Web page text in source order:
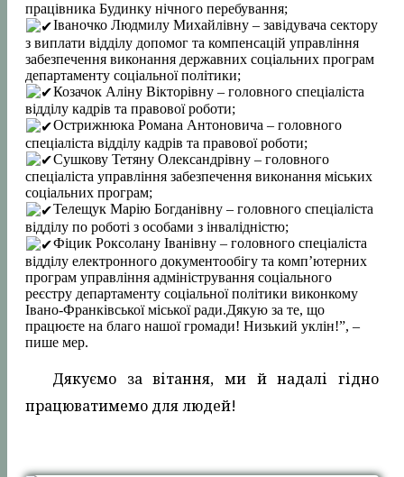
працівника Будинку нічного перебування;
Іваночко Людмилу Михайлівну – завідувача сектору
з виплати відділу допомог та компенсацій управління
забезпечення виконання державних соціальних програм
департаменту соціальної політики;
Козачок Аліну Вікторівну – головного спеціаліста
відділу кадрів та правової роботи;
Острижнюка Романа Антоновича – головного
спеціаліста відділу кадрів та правової роботи;
Сушкову Тетяну Олександрівну – головного
спеціаліста управління забезпечення виконання міських
соціальних програм;
Телещук Марію Богданівну – головного спеціаліста
відділу по роботі з особами з інвалідністю;
Фіцик Роксолану Іванівну – головного спеціаліста
відділу електронного документообігу та компʼютерних
програм управління адміністрування соціального
реєстру департаменту соціальної політики виконкому
Івано-Франківської міської ради.Дякую за те, що
працюєте на благо нашої громади! Низький уклін!”, –
пише мер.
Дякуємо за вітання, ми й надалі гідно
працюватимемо для людей!